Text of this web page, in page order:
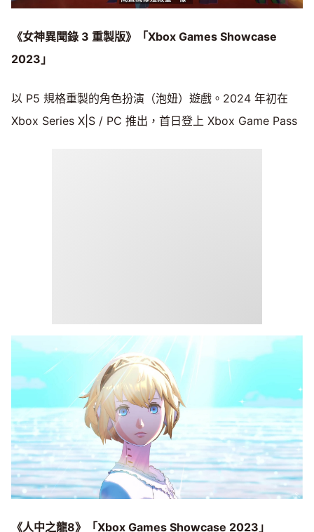
《女神異聞錄 3 重製版》「Xbox Games Showcase
2023」
以 P5 規格重製的角色扮演（泡妞）遊戲。2024 年初在
Xbox Series X|S / PC 推出，首日登上 Xbox Game Pass
《人中之龍8》「Xbox Games Showcase 2023」